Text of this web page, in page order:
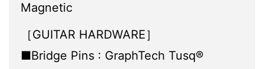
Magnetic
［GUITAR HARDWARE］
■Bridge Pins : GraphTech Tusq®